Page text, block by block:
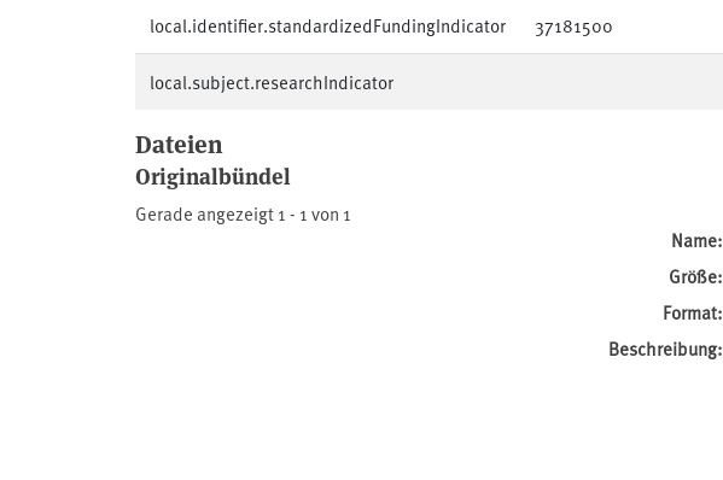
local.identifier.standardizedFundingIndicator 37181500
local.subject.researchIndicator
Dateien
Originalbündel
Gerade angezeigt1 - 1 von 1
Name:
Größe:
Format:
Beschreibung: